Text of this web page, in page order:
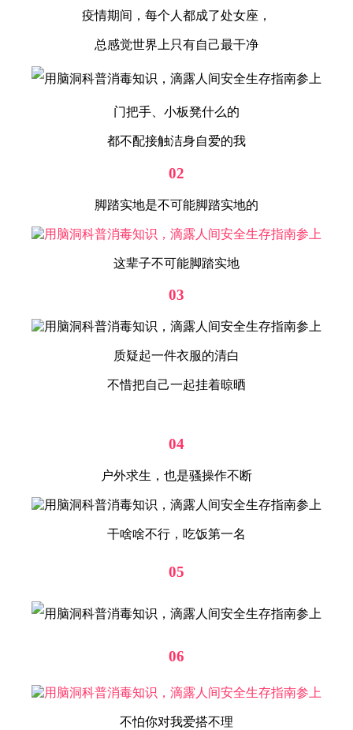
疫情期间，每个人都成了处女座，
总感觉世界上只有自己最干净
门把手、小板凳什么的
都不配接触洁身自爱的我
02
脚踏实地是不可能脚踏实地的
这辈子不可能脚踏实地
03
质疑起一件衣服的清白
不惜把自己一起挂着晾晒
04
户外求生，也是骚操作不断
干啥啥不行，吃饭第一名
05
06
不怕你对我爱搭不理